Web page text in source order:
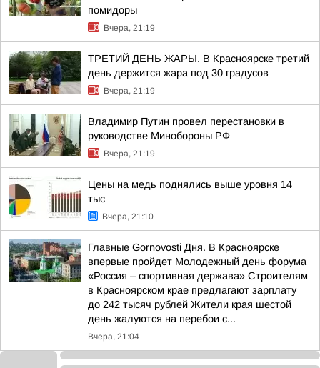
помидоры
Вчера, 21:19
ТРЕТИЙ ДЕНЬ ЖАРЫ. В Красноярске третий
день держится жара под 30 градусов
Вчера, 21:19
Владимир Путин провел перестановки в
руководстве Минобороны РФ
Вчера, 21:19
Цены на медь поднялись выше уровня 14
тыс
Вчера, 21:10
Главные Gornovosti Дня. В Красноярске
впервые пройдет Молодежный день форума
«Россия – спортивная держава» Строителям
в Красноярском крае предлагают зарплату
до 242 тысяч рублей Жители края шестой
день жалуются на перебои с...
Вчера, 21:04